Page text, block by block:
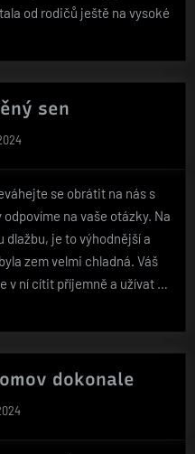
od rodičů ještě na vysoké
sen
se obrátit na nás s
na vaše otázky. Na
je to výhodnější a
zem velmi chladná. Váš
v ní cítit příjemně a užívat …
dokonale